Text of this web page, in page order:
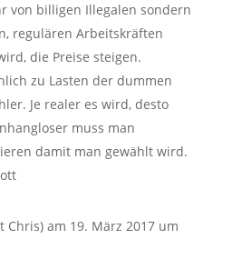
von billigen Illegalen sondern
regulären Arbeitskräften
die Preise steigen.
zu Lasten der dummen
Je realer es wird, desto
muss man
damit man gewählt wird.
Chris) am 19. März 2017 um